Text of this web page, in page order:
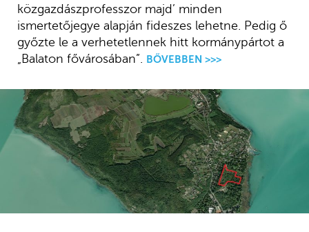
közgazdászprofesszor majd’ minden
ismertetőjegye alapján fideszes lehetne. Pedig ő
győzte le a verhetetlennek hitt kormánypártot a
„Balaton fővárosában”. BŐVEBBEN >>>